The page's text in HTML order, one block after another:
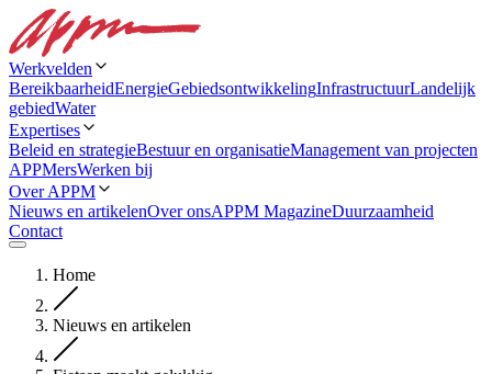
Werkvelden
BereikbaarheidEnergieGebiedsontwikkelingInfrastructuurLandelijk
gebiedWater
Expertises
Beleid en strategieBestuur en organisatieManagement van projecten
APPMersWerken bij
Over APPM
Nieuws en artikelenOver onsAPPM MagazineDuurzaamheid
Contact
Home
Nieuws en artikelen